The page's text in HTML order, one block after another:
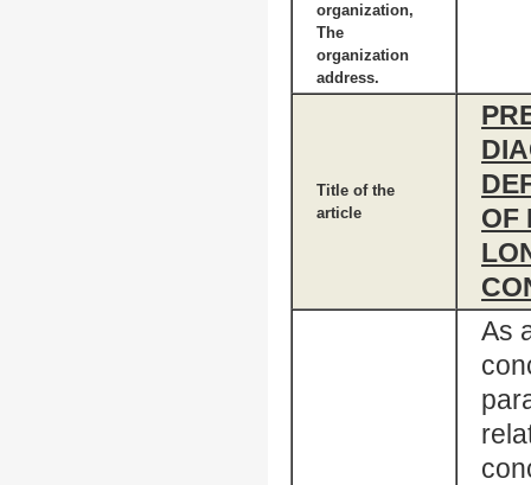
organization,
The
organization
address.
Title of the
article
OF
As